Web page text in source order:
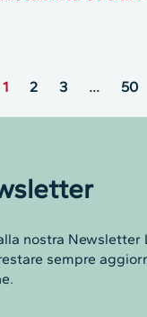
1 2 3 … 50
nostra Newsletter
sempre